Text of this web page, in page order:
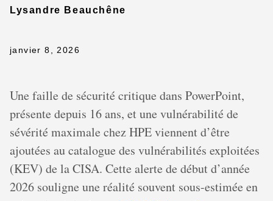
Lysandre Beauchêne
janvier 8, 2026
Une faille de sécurité critique dans PowerPoint,
présente depuis 16 ans, et une vulnérabilité de
sévérité maximale chez HPE viennent d’être
ajoutées au catalogue des vulnérabilités exploitées
(KEV) de la CISA. Cette alerte de début d’année
2026 souligne une réalité souvent sous-estimée en